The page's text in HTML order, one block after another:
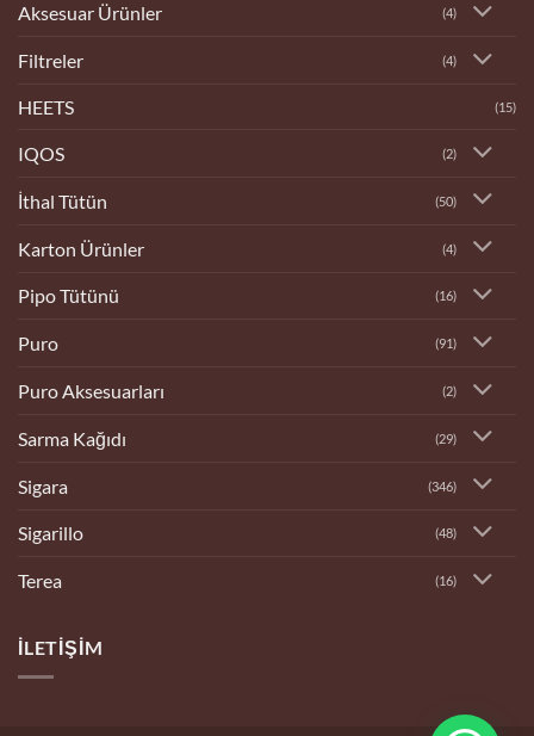
Aksesuar Ürünler (4)
Filtreler (4)
HEETS (15)
IQOS (2)
İthal Tütün (50)
Karton Ürünler (4)
Pipo Tütünü (16)
Puro (91)
Puro Aksesuarları (2)
Sarma Kağıdı (29)
Sigara (346)
Sigarillo (48)
Terea (16)
İLETIŞIM